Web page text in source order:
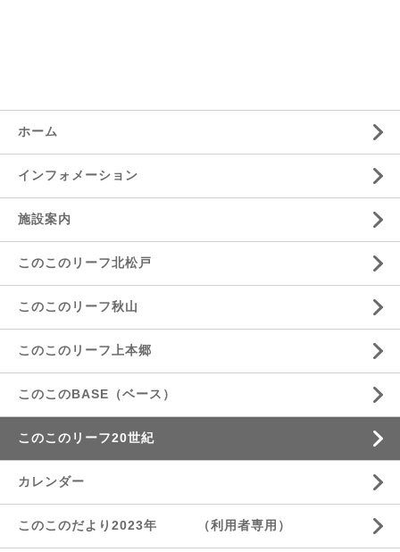
ホーム
インフォメーション
施設案内
このこのリーフ北松戸
このこのリーフ秋山
このこのリーフ上本郷
このこのBASE（ベース）
このこのリーフ20世紀
カレンダー
このこのだより2023年 （利用者専用）